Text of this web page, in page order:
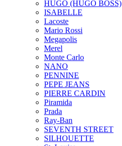
HUGO (HUGO BOSS)
ISABELLE
Lacoste
Mario Rossi
Megapolis
Merel
Monte Carlo
NANO
PENNINE
PEPE JEANS
PIERRE CARDIN
Piramida
Prada
Ray-Ban
SEVENTH STREET
SILHOUETTE